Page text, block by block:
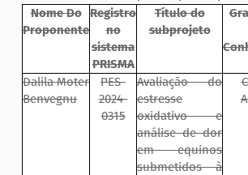
Nome Do
Proponente
Registro
no
sistema
PRISMA
Título do
subprojeto
Dalila Moter
Benvegnu
PES-
2024-
0315
Avaliação do
estresse
oxidativo e
análise de dor
em equinos
submetidos à